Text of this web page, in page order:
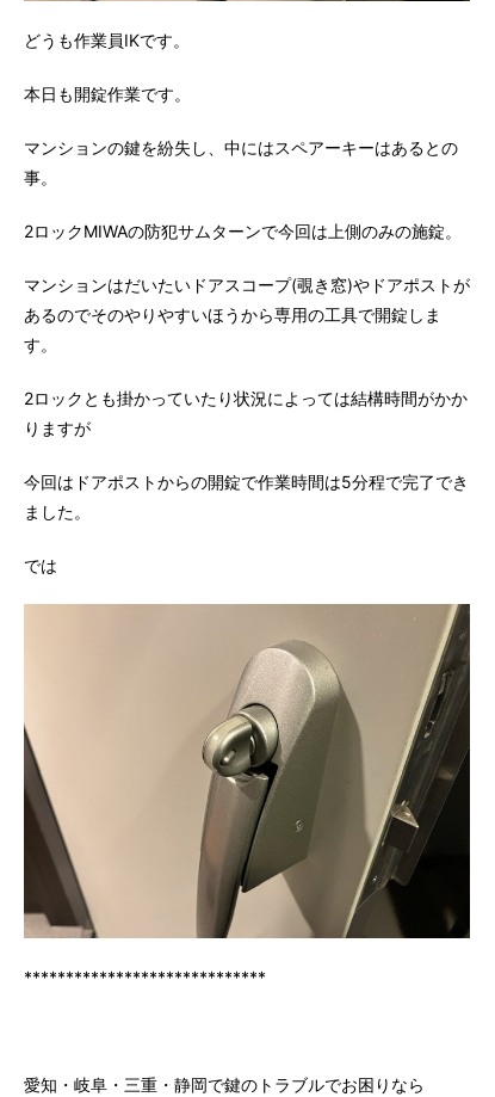
どうも作業員IKです。
本日も開錠作業です。
マンションの鍵を紛失し、中にはスペアーキーはあるとの
事。
2ロックMIWAの防犯サムターンで今回は上側のみの施錠。
マンションはだいたいドアスコープ(覗き窓)やドアポストが
あるのでそのやりやすいほうから専用の工具で開錠しま
す。
2ロックとも掛かっていたり状況によっては結構時間がかか
りますが
今回はドアポストからの開錠で作業時間は5分程で完了でき
ました。
では
*****************************
愛知・岐阜・三重・静岡で鍵のトラブルでお困りなら